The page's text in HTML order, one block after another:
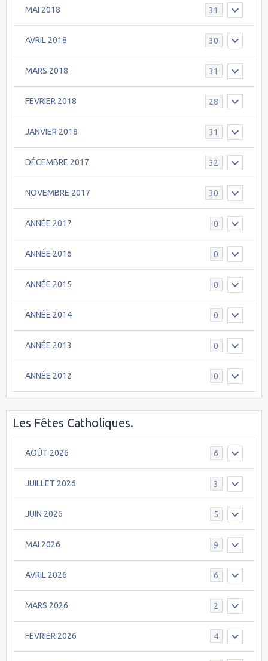
MAI 2018 31
AVRIL 2018 30
MARS 2018 31
FEVRIER 2018 28
JANVIER 2018 31
DÉCEMBRE 2017 32
NOVEMBRE 2017 30
ANNÉE 2017 0
ANNÉE 2016 0
ANNÉE 2015 0
ANNÉE 2014 0
ANNÉE 2013 0
ANNÉE 2012 0
Les Fêtes Catholiques.
AOÛT 2026 6
JUILLET 2026 3
JUIN 2026 5
MAI 2026 9
AVRIL 2026 6
MARS 2026 2
FEVRIER 2026 4